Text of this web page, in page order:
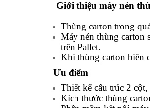
Giới thiệu máy nén
Thùng carton trong
Máy nén thùng carton
trên Pallet.
Khi thùng carton biến
Ưu điểm
Thiết kế cấu trúc 2
Kích thước thùng